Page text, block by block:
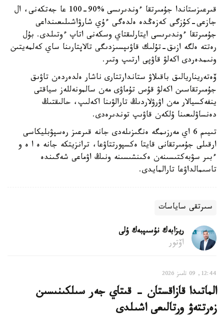
قىرعىزستاندا جۇمىرتقا ءوندىرىسى %90-100 عا جەتكەنى، ال
جازعى-كۇزگى كەزەڭدە ەلدەگى ءۇي شارۋاشىلىعىنداعى
جۇمىرتقا ءوندىرىسى ايتارلىقتاي وسكەنى اتاپ ءوتىلدى. بۇل
رەتتە ەلگە ازىق-تۇلىك قاۋىپسىزدىگى تالاپتارىنا ساي كەلمەيتىن
ونىمدەردى اكەلۋ قاۋپى ارتىپ وتىر.
ۆەتەريناريالىق باقىلاۋ ستاندارتتارى ناشار ەلدەردەن تاۋىق
جۇمىرتقاسىن اكەلۋ قۇس تۇماۋى مەن سالمونەللەز سياقتى
ينفەكسيالار مەن اۋرۋلاردىڭ تارالۋىنا اكەلىپ، حالىقتىڭ
دەنساۋلىعىنا ۇلكەن قاۋىپ توندىرەدى.
تىيىم 6 اي مەرزىمگە ەنگىزىلەدى جانە قىرعىز رەسپۋبليكاسى
ارقىلى جۇمىرتقانى قايتا ەكسپورتتاۋعا، ترانزيتكە جانە ە ا ە و
ءبىر سۋبەكتىسىنەن ەكىنشىسىنە ونىڭ اۋماعى شەگىندە
تاسىمالداۋعا تارالمايدى.
سىرتقى ساياسات
ريزابەك نۇسىپبەك ۇلى
اۆتور
12:44, 09 تامىز 2026
الماتىدا قازاقستان - قىتاي جەر سىلكىنىسىن
زەرتتەۋ ورتالىعى اشىلدى